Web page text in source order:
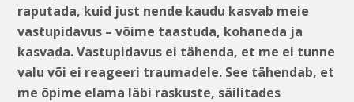
raputada, kuid just nende kaudu kasvab meie
vastupidavus – võime taastuda, kohaneda ja
kasvada. Vastupidavus ei tähenda, et me ei tunne
valu või ei reageeri traumadele. See tähendab, et
me õpime elama läbi raskuste, säilitades